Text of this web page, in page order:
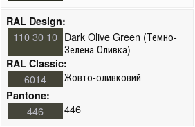
RAL Design:
110 30 10 Dark Olive Green (Темно-
Зелена Оливка)
RAL Classic:
6014 Жовто-оливковий
Pantone:
446
446